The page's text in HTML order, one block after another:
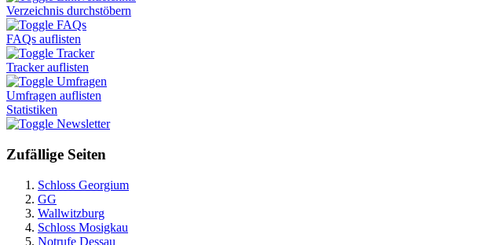
Verzeichnis durchstöbern
FAQs
FAQs auflisten
Tracker
Tracker auflisten
Umfragen
Umfragen auflisten
Statistiken
Newsletter
Zufällige Seiten
Schloss Georgium
GG
Wallwitzburg
Schloss Mosigkau
Notrufe Dessau